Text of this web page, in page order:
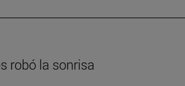
robó la sonrisa